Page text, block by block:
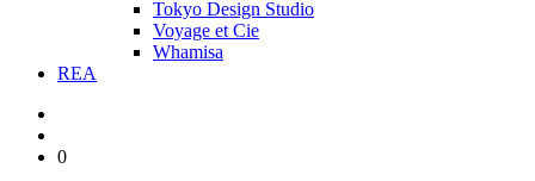
Tokyo Design Studio
Voyage et Cie
Whamisa
REA
0